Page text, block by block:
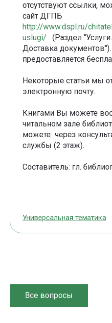
отсутствуют ссылки,
сайт ДГПБ
http://www.dspl.ru/
uslugi/ (Раздел
Доставка документов").
предоставляется
Некоторые статьи мы
электронную почту.
Книгами Вы можете
читальном зале
можете через
службы (2 этаж).
Составитель: гл.
Универсальная тематика
Все вопросы